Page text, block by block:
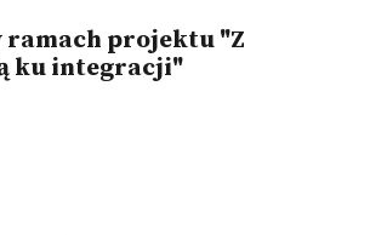
ramach projektu "Z
ku integracji"